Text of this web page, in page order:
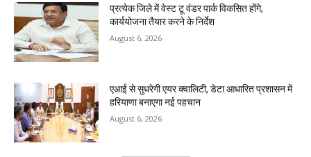
प्रत्येक जिले में वेस्ट टू वंडर पार्क विकसित होंगे,
कार्ययोजना तैयार करने के निर्देश
August 6, 2026
एआई से सुधरेगी एयर क्वालिटी, डेटा आधारित प्रशासन में
हरियाणा बनाएगा नई पहचान
August 6, 2026